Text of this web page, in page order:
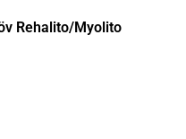
Rehalito/Myolito